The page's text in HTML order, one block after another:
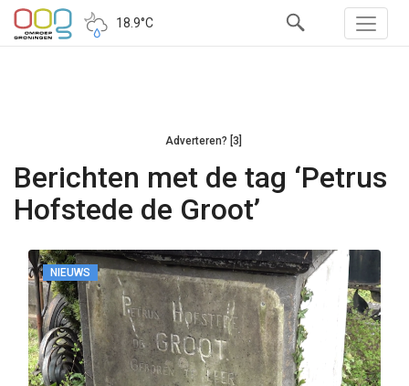
18.9°C
Adverteren? [3]
Berichten met de tag ‘Petrus
Hofstede de Groot’
NIEUWS